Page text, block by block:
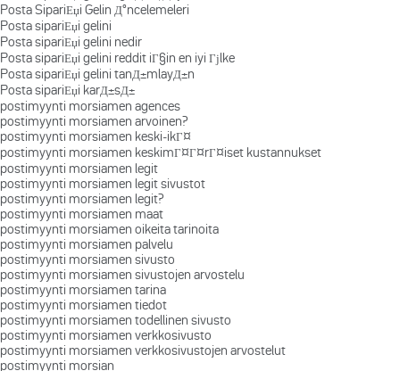
Posta SipariЕџi Gelin Д°ncelemeleri
Posta sipariЕџi gelini
Posta sipariЕџi gelini nedir
Posta sipariЕџi gelini reddit iГ§in en iyi Гјlke
Posta sipariЕџi gelini tanД±mlayД±n
Posta sipariЕџi karД±sД±
postimyynti morsiamen agences
postimyynti morsiamen arvoinen?
postimyynti morsiamen keski-ikГ¤
postimyynti morsiamen keskimГ¤Г¤rГ¤iset kustannukset
postimyynti morsiamen legit
postimyynti morsiamen legit sivustot
postimyynti morsiamen legit?
postimyynti morsiamen maat
postimyynti morsiamen oikeita tarinoita
postimyynti morsiamen palvelu
postimyynti morsiamen sivusto
postimyynti morsiamen sivustojen arvostelu
postimyynti morsiamen tarina
postimyynti morsiamen tiedot
postimyynti morsiamen todellinen sivusto
postimyynti morsiamen verkkosivusto
postimyynti morsiamen verkkosivustojen arvostelut
postimyynti morsian